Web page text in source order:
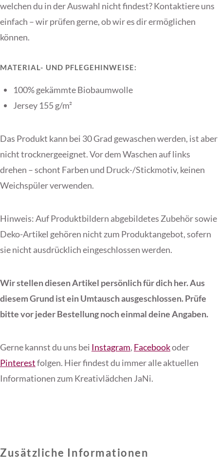
welchen du in der Auswahl nicht findest? Kontaktiere uns
einfach – wir prüfen gerne, ob wir es dir ermöglichen
können.
MATERIAL- UND PFLEGEHINWEISE:
100% gekämmte Biobaumwolle
Jersey 155 g/m²
Das Produkt kann bei 30 Grad gewaschen werden, ist aber
nicht trocknergeeignet. Vor dem Waschen auf links
drehen – schont Farben und Druck-/Stickmotiv, keinen
Weichspüler verwenden.
Hinweis: Auf Produktbildern abgebildetes Zubehör sowie
Deko-Artikel gehören nicht zum Produktangebot, sofern
sie nicht ausdrücklich eingeschlossen werden.
Wir stellen diesen Artikel persönlich für dich her. Aus
diesem Grund ist ein Umtausch ausgeschlossen. Prüfe
bitte vor jeder Bestellung noch einmal deine Angaben.
Gerne kannst du uns bei Instagram, Facebookoder
Pinterestfolgen. Hier findest du immer alle aktuellen
Informationen zum Kreativlädchen JaNi.
Zusätzliche Informationen